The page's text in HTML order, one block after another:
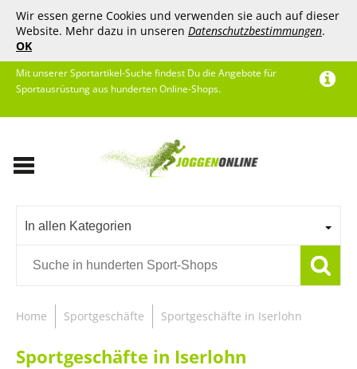
Wir essen gerne Cookies und verwenden sie auch auf dieser
Website. Mehr dazu in unseren Datenschutzbestimmungen.
OK
Mit unserer Sportartikel-Suche findest Du die Angebote für
Sportausrüstung aus hunderten Online-Shops.
In allen Kategorien
Home Sportgeschäfte Sportgeschäfte in Iserlohn
Sportgeschäfte in Iserlohn